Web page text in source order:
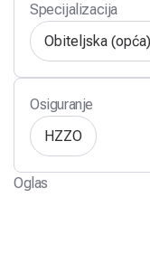
Specijalizacija
Obiteljska
Osiguranje
HZZO
Oglas